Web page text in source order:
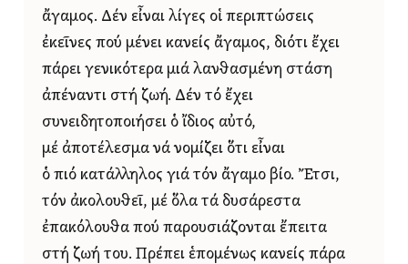
ἄγαμος. Δέν εἶναι λίγες οἱ περιπτώσεις
ἐκεῖνες πού μένει κανείς ἄγαμος, διότι ἔχει
πάρει γενικότερα μιά λανθασμένη στάση
ἀπέναντι στή ζωή. Δέν τό ἔχει
συνειδητοποιήσει ὁ ἴδιος αὐτό,
μέ ἀποτέλεσμα νά νομίζει ὅτι εἶναι
ὁ πιό κατάλληλος γιά τόν ἄγαμο βίο. Ἔτσι,
τόν ἀκολουθεῖ, μέ ὅλα τά δυσάρεστα
ἐπακόλουθα πού παρουσιάζονται ἔπειτα
στή ζωή του. Πρέπει ἑπομένως κανείς πάρα